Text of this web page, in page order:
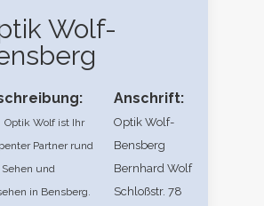
Wolf-
Optik Wolf ist Ihr
Partner rund
und
in Bensberg.
Anschrift:
Optik Wolf-
Bensberg
Bernhard Wolf
Schloßstr. 78